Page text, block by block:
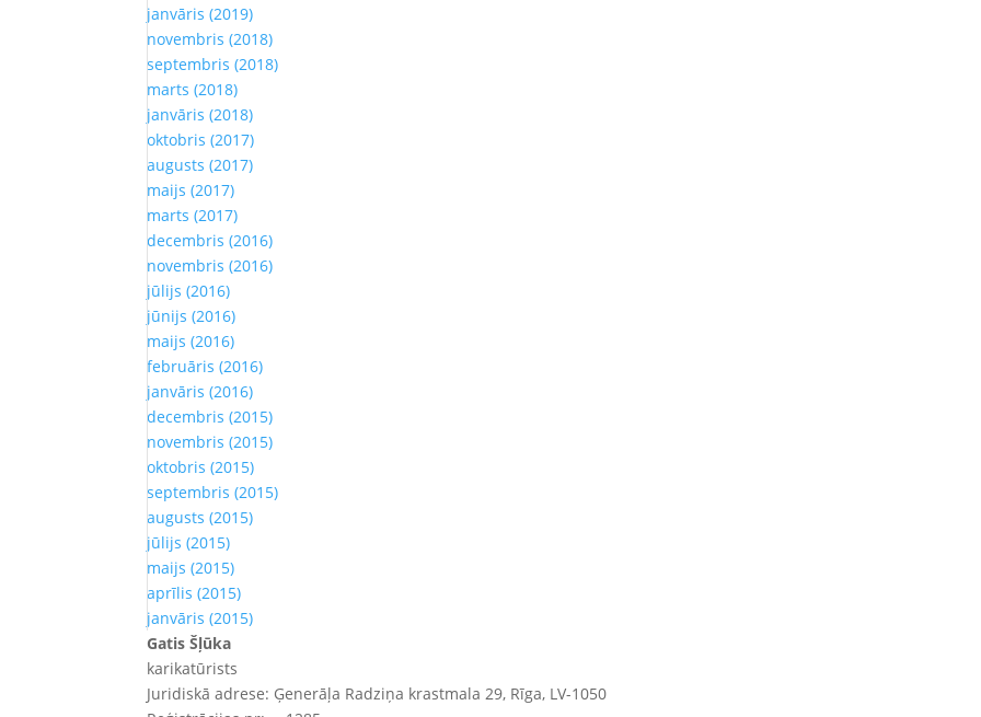
janvāris (2019)
novembris (2018)
septembris (2018)
marts (2018)
janvāris (2018)
oktobris (2017)
augusts (2017)
maijs (2017)
marts (2017)
decembris (2016)
novembris (2016)
jūlijs (2016)
jūnijs (2016)
maijs (2016)
februāris (2016)
janvāris (2016)
decembris (2015)
novembris (2015)
oktobris (2015)
septembris (2015)
augusts (2015)
jūlijs (2015)
maijs (2015)
aprīlis (2015)
janvāris (2015)
Gatis Šļūka
karikatūrists
Juridiskā adrese: Ģenerāļa Radziņa krastmala 29, Rīga, LV-1050